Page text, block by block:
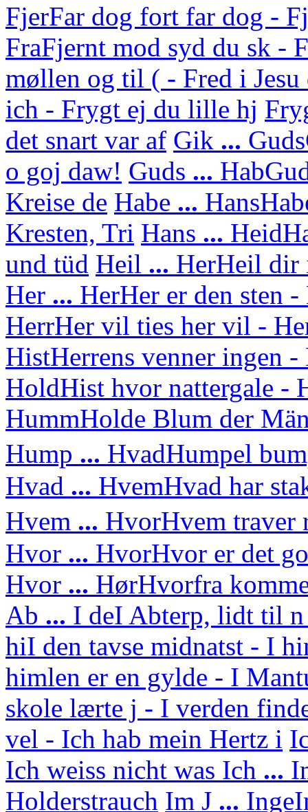
FjerFar dog fort far dog -
FraFjernt mod syd du sk -
møllen og til ( - Fred i
ich - Frygt ej du lille hj
det snart var af Gik ... Guds
o goj daw! Guds ... Hab
Kreise de Habe ... Hans
Kresten, Tri Hans ... Heid
und tüd Heil ... HerHeil dir
Her ... HerHer er den sten
HerrHer vil ties her vil -
HistHerrens venner ingen
HoldHist hvor nattergale -
HummHolde Blum der
Hump ... HvadHumpel
Hvad ... HvemHvad har
Hvem ... HvorHvem
Hvor ... HvorHvor er det
Hvor ... HørHvorfra
Ab ... I deI Abterp, lidt til n
hiI den tavse midnatst - I
himlen er en gylde - I
skole lærte j - I verden
vel - Ich hab mein Hertz i
Ich weiss nicht was Ich ...
Holderstrauch Im J ... Inge